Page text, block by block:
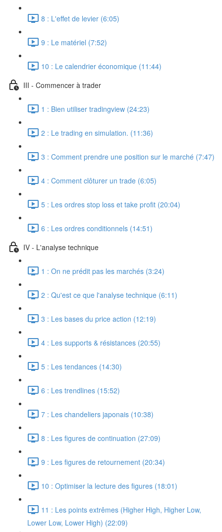
8 : L'effet de levier (6:05)
9 : Le matériel (7:52)
10 : Le calendrier économique (11:44)
III - Commencer à trader
1 : Bien utiliser tradingview (24:23)
2 : Le trading en simulation. (11:36)
3 : Comment prendre une position sur le marché (7:47)
4 : Comment clôturer un trade (6:05)
5 : Les ordres stop loss et take profit (20:04)
6 : Les ordres conditionnels (14:51)
IV - L'analyse technique
1 : On ne prédit pas les marchés (3:24)
2 : Qu'est ce que l'analyse technique (6:11)
3 : Les bases du price action (12:19)
4 : Les supports & résistances (20:55)
5 : Les tendances (14:30)
6 : Les trendlines (15:52)
7 : Les chandeliers japonais (10:38)
8 : Les figures de continuation (27:09)
9 : Les figures de retournement (20:34)
10 : Optimiser la lecture des figures (18:01)
11 : Les points extrêmes (Higher High, Higher Low,
Lower Low, Lower High) (22:09)